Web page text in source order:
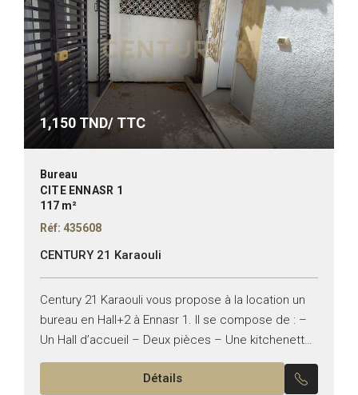
1,150 TND/ TTC
Bureau
CITE ENNASR 1
117 m²
Réf: 435608
CENTURY 21 Karaouli
Century 21 Karaouli vous propose à la location un
bureau en Hall+2 à Ennasr 1. Il se compose de : –
Un Hall d’accueil – Deux pièces – Une kitchenette
– Un...
Détails